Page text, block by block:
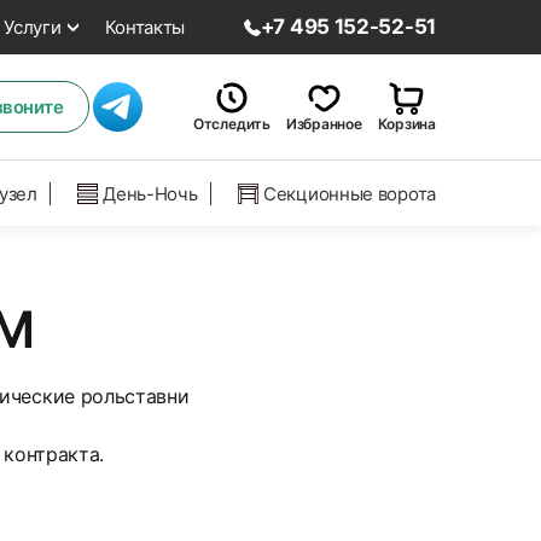
Услуги Контакты +7 495 152-52-51
Отследить Избранное Корзина
День-Ночь Секционные ворота
рольставни